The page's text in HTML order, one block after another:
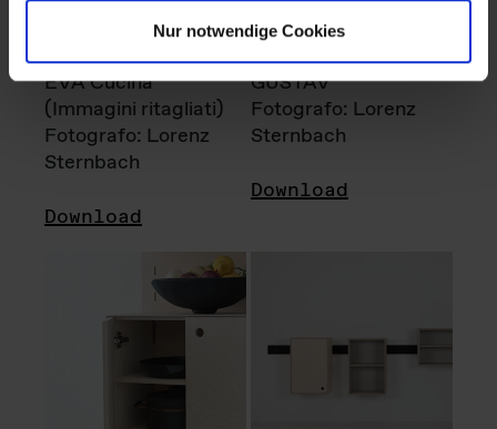
Nur notwendige Cookies
EVA Cucina
(Immagini ritagliati)
Fotografo: Lorenz
Sternbach
Download
GUSTAV
Fotografo: Lorenz
Sternbach
Download